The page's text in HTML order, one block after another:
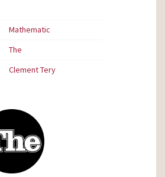
Mathematic
The
Clement Tery